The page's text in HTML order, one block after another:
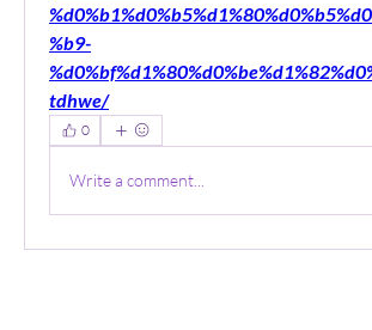
%b9-
tdhwe/
0
Write a comment...